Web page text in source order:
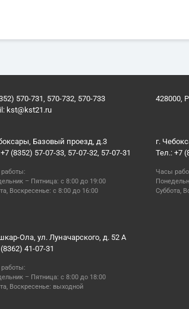
570-731, 570-732, 570-733
kst@kst21.ru
428000,
Базовый проезд, д.3
(8352) 57-07-33, 57-07-32, 57-07-31
– Пятница: с 8:00 до 19:00
Воскресенье: с 8:00 до 16:00
г.
Тел.: +7
Часы
Суббота,
Ола, ул. Луначарского, д. 52 А
41-07-31
– Пятница: с 8:00 до 18:00
Воскресенье: выходной